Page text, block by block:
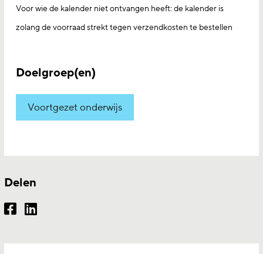
Voor wie de kalender niet ontvangen heeft: de kalender is
zolang de voorraad strekt tegen verzendkosten te bestellen
Doelgroep(en)
Voortgezet onderwijs
Delen